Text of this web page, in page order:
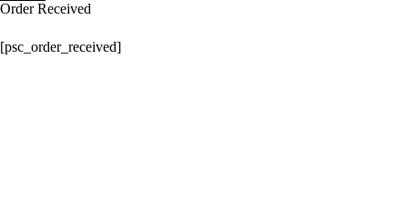
Order Received
[psc_order_received]